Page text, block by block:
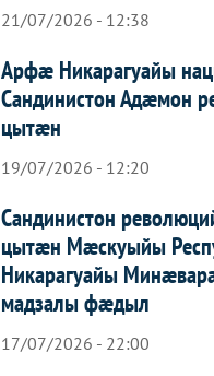
21/07/2026 - 12:38
Арфæ Никарагуайы
Сандинистон Адæмон
цытæн
19/07/2026 - 12:20
Сандинистон
цытæн Мæскуыйы
Никарагуайы
мадзалы фæдыл
17/07/2026 - 22:00